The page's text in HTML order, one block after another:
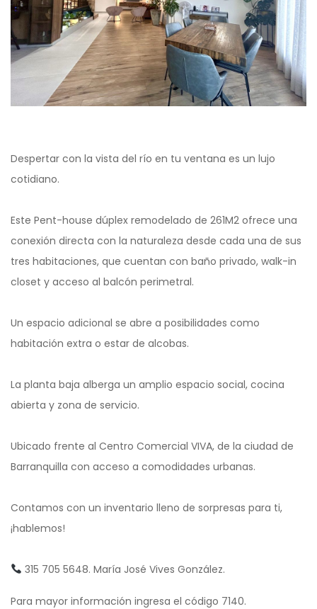
Despertar con la vista del río en tu ventana es un lujo
cotidiano.
Este Pent-house dúplex remodelado de 261M2 ofrece una
conexión directa con la naturaleza desde cada una de sus
tres habitaciones, que cuentan con baño privado, walk-in
closet y acceso al balcón perimetral.
Un espacio adicional se abre a posibilidades como
habitación extra o estar de alcobas.
La planta baja alberga un amplio espacio social, cocina
abierta y zona de servicio.
Ubicado frente al Centro Comercial VIVA, de la ciudad de
Barranquilla con acceso a comodidades urbanas.
Contamos con un inventario lleno de sorpresas para ti,
¡hablemos!
315 705 5648. María José Vives González.
Para mayor información ingresa el código 7140.